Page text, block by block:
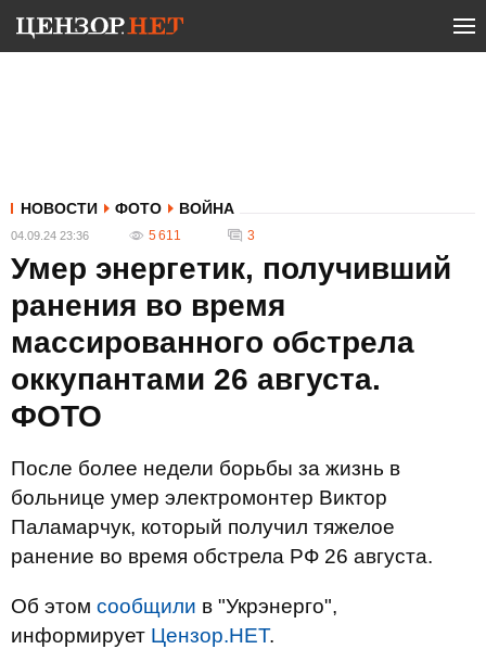
НОВОСТИ ФОТО ВОЙНА
04.09.24 23:36 5 611 3
Умер энергетик, получивший
ранения во время
массированного обстрела
оккупантами 26 августа.
ФОТО
После более недели борьбы за жизнь в
больнице умер электромонтер Виктор
Паламарчук, который получил тяжелое
ранение во время обстрела РФ 26 августа.
Об этом сообщили в "Укрэнерго",
информирует Цензор.НЕТ.